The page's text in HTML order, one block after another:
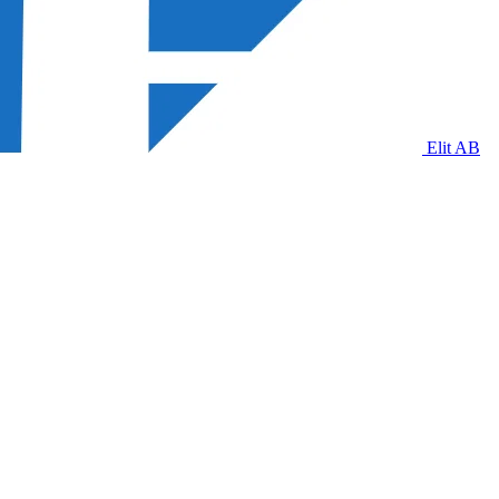
Elit AB